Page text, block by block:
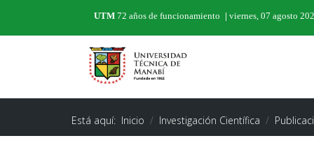
UTM 72 años de funcionamiento | viernes, 07 agosto
Está aquí: Inicio Investigación Científica